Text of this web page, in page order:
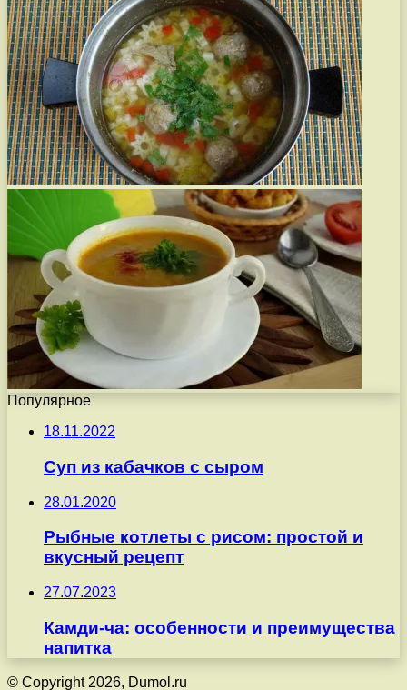
Популярное
18.11.2022
Суп из кабачков с сыром
28.01.2020
Рыбные котлеты с рисом: простой и
вкусный рецепт
27.07.2023
Камди-ча: особенности и преимущества
напитка
© Copyright 2026, Dumol.ru